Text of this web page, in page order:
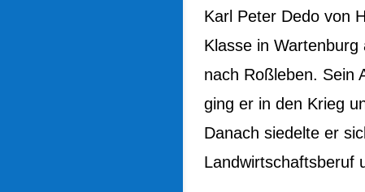
Karl Peter Dedo von
Klasse in
nach Roßleben. Sein
ging er in den Krieg
Danach siedelte er
Landwirtschaftsberuf